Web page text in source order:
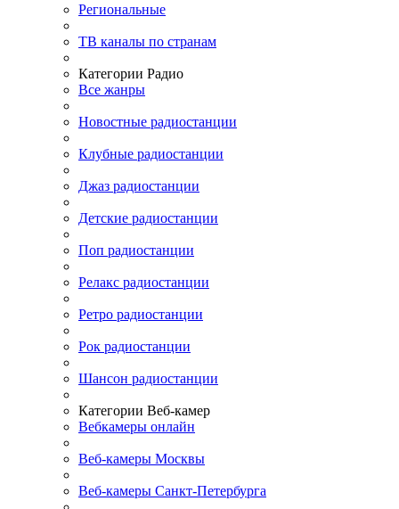
Региональные
ТВ каналы по странам
Категории Радио
Все жанры
Новостные радиостанции
Клубные радиостанции
Джаз радиостанции
Детские радиостанции
Поп радиостанции
Релакс радиостанции
Ретро радиостанции
Рок радиостанции
Шансон радиостанции
Категории Веб-камер
Вебкамеры онлайн
Веб-камеры Москвы
Веб-камеры Санкт-Петербурга